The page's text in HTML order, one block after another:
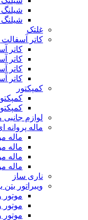
شیلنگ
شیلنگ
غلتک
کاتر آسفالت
کاتر
کاتر
کاتر
کاتر
کمپکتور
لوازم
ماله پروانه
ماله
ماله
ماله
ماله
ناری ساز
ویبراتور بتن
موتور
موتور
موتور